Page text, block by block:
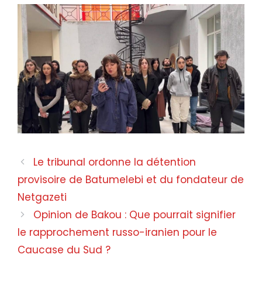
Le tribunal ordonne la détention
provisoire de Batumelebi et du fondateur de
Netgazeti
Opinion de Bakou : Que pourrait signifier
le rapprochement russo-iranien pour le
Caucase du Sud ?